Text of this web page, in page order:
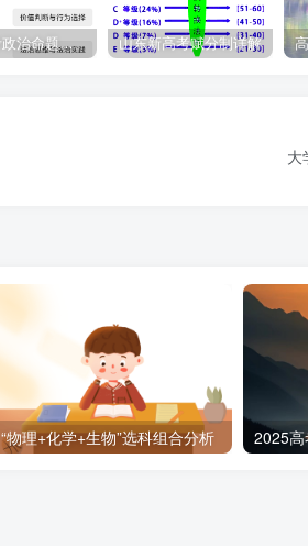
2025高考政治命题纲要解读 山东新高考赋分制详解
大
“物理+化学+生物”选科组合分析 2025